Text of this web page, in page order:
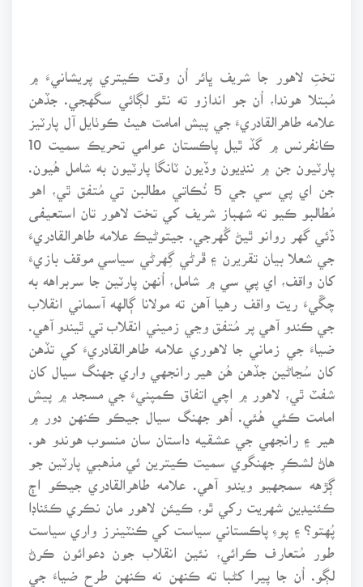
تختِ لاهور جا شريف ڀائر اُن وقت ڪيتري پريشانيءَ ۾
مُبتلا هوندا، اُن جو اندازو ته نٿو لڳائي سگهجي. جڏهن
علامه طاهرالقادريءَ جي پيش امامت هيٺ ڪوٺايل آل پارٽيز
ڪانفرنس ۾ گڏ ٿيل پاڪستان عوامي تحريڪ سميت 10
پارٽيون جن ۾ ننڍيون وڏيون ٽانگا پارٽيون به شامل هُيون.
جن اي پي سي جي 5 نُڪاتي مطالبن تي مُتفق ٿي، اهو
مُطالبو ڪيو ته شهباز شريف کي تخت لاهور تان استعيفى
ڏئي گهر روانو ٿيڻ گُهرجي. جيتوڻيڪ علامه طاهرالقادريءَ
جي شعلا بيان تقريرن ۽ ڦرڻي گِهرڻي سياسي موقف بازيءَ
کان واقف، اي پي سي ۾ شامل، اُنهن پارٽين جا سربراهه به
چڱيءَ ريت واقف رهيا آهن ته مولانا ڳالهه آسماني انقلاب
جي ڪندو آهي پر مُتفق وڃي زميني انقلاب تي ٿيندو آهي.
ضياءَ جي زماني جا لاهوري علامه طاهرالقادريءَ کي تڏهن
کان سُڃاڻين جڏهن هُن هير رانجهي واري جهنگ سيال کان
شفٽ ٿي، لاهور ۾ اچي اتفاق ڪمپنيءَ جي مسجد ۾ پيش
امامت ڪئي هُئي. اُهو جهنگ سيال جيڪو ڪنهن دور ۾
هير ۽ رانجهي جي عشقيه داستان سان منسوب هوندو هو.
هاڻ لشڪرِ جهنگوي سميت ڪيترين ئي مذهبي پارٽين جو
ڳڙهه سمجهيو ويندو آهي. علامه طاهرالقادري جيڪو اڄ
ڪئنيڊين شهريت رکي ٿو، ڪيئن لاهور مان نڪري ڪئناڊا
پُهتو؟ ۽ پوءِ پاڪستاني سياست کي ڪنٽينرز واري سياست
طور مُتعارف ڪرائي، نئين انقلاب جون دعوائون ڪرڻ
لڳو. اُن جا پيرا کڻبا ته ڪنهن نه ڪنهن طرح ضياءَ جي